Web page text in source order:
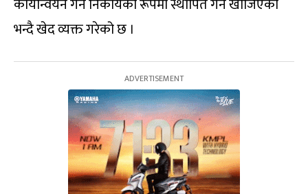
कार्यान्वयन गर्ने निकायको रूपमा स्थापित गर्न खोजिएको
भन्दै खेद व्यक्त गरेको छ ।